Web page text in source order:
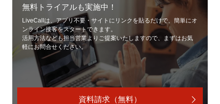
無料トライアルも実施中！
LiveCallは、アプリ不要・サイトにリンクを貼るだけで、簡単にオ
ンライン接客をスタートできます。
活用方法なども担当営業よりご提案いたしますので、まずはお気
軽にお問合せください。
資料請求（無料）